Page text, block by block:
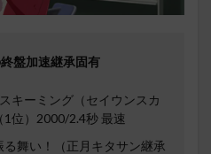
盤加速継承固有
キーミング（セイウンスカ
1位）2000/2.4秒 最速
る舞い！（正月キタサン継承